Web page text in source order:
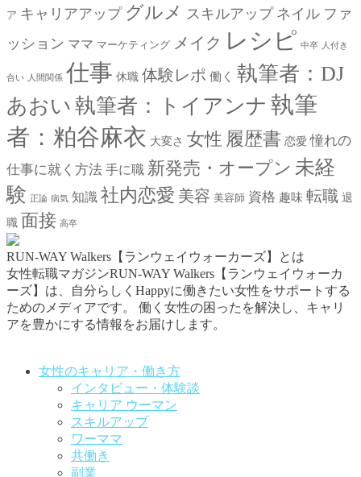
ア キャリアアップ グルメ スキルアップ ネイル ファ
ッション ママ マーケティング メイク レシピ 中卒 人付き
合い 人間関係 仕事 休職 体験レポ 働く 執筆者：DJ
あおい 執筆者：トイアンナ 執筆
者：粕谷麻衣 大変さ 女性 履歴書 恋愛 憧れの
仕事に就く方法 手に職 新発売・オープン 未経
験 正論 病気 知識 社内恋愛 美容 美容師 資格 趣味 転職 退
職 面接 高卒
RUN-WAY Walkers【ランウェイウォーカーズ】とは
女性転職マガジンRUN-WAY Walkers【ランウェイウォーカ
ーズ】は、自分らしくHappyに働きたい女性をサポートする
ためのメディアです。
働く女性の困ったを解決し、キャリ
アを豊かにする情報をお届けします。
女性のキャリア・働き方
インタビュー・体験談
キャリア ウーマン
スキルアップ
ワーママ
共働き
副業